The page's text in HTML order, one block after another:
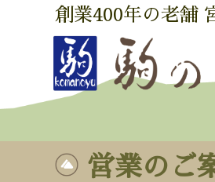
創業400年の老舗
営業のご